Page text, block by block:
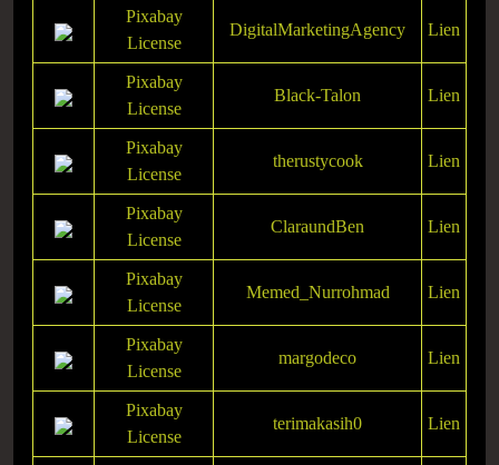
Pixabay
License
DigitalMarketingAgency Lien
Pixabay
License
Black-Talon Lien
Pixabay
License
therustycook Lien
Pixabay
License
ClaraundBen Lien
Pixabay
License
Memed_Nurrohmad Lien
Pixabay
License
margodeco Lien
Pixabay
License
terimakasih0 Lien